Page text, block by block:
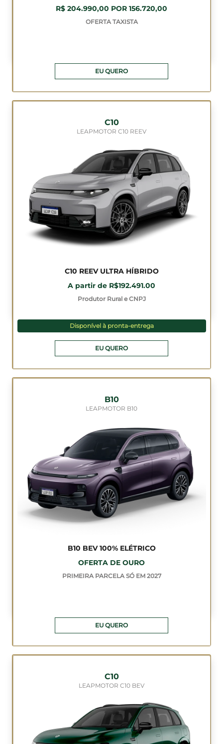
R$ 204.990,00 POR 156.720,00
OFERTA TAXISTA
EU QUERO
C10
LEAPMOTOR C10 REEV
C10 REEV ULTRA HÍBRIDO
A partir de R$192.491.00
Produtor Rural e CNPJ
Disponível à pronta-entrega
EU QUERO
B10
LEAPMOTOR B10
B10 BEV 100% ELÉTRICO
OFERTA DE OURO
PRIMEIRA PARCELA SÓ EM 2027
EU QUERO
C10
LEAPMOTOR C10 BEV